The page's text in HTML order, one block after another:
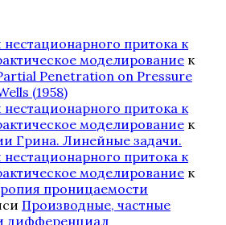
притока к
моделирование к
Penetration on Pressure
(1958)
притока к
моделирование к
Грина. Линейные задачи.
притока к
моделирование к
проницаемости
Производные, частные
дифференциал